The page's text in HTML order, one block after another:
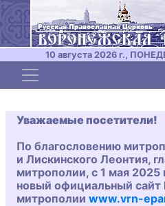
10 августа 2026 г.,
Toggle navigation
Уважаемые посетители!
По благословению
и Лискинского Леонтия,
митрополии, с 1 мая 2025
новый официальный
митрополии www.vrn-